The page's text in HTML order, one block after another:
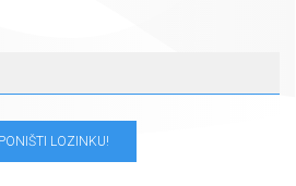
PONIŠTI LOZINKU!